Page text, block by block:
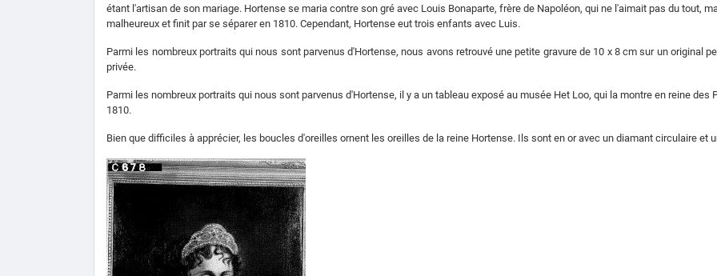
étant l'artisan de son mariage. Hortense se maria contre son gré avec Louis Bonaparte, frère de Napoléon, qui ne l'aimait pas du tout,
malheureux et finit par se séparer en 1810. Cependant, Hortense eut trois enfants avec Luis.
Parmi les nombreux portraits qui nous sont parvenus d'Hortense, nous avons retrouvé une petite gravure de 10 x 8 cm sur un original
privée.
Parmi les nombreux portraits qui nous sont parvenus d'Hortense, il y a un tableau exposé au musée Het Loo, qui la montre en reine des
1810.
Bien que difficiles à apprécier, les boucles d'oreilles ornent les oreilles de la reine Hortense. Ils sont en or avec un diamant circulaire et